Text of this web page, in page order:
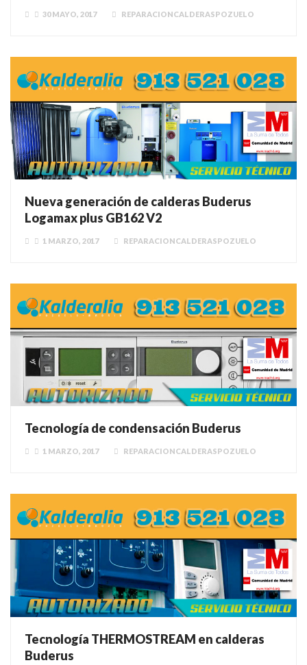
30 MAYO, 2017 REPARACIONCALDERASPOZUELO
Nueva generación de calderas Buderus
Logamax plus GB162 V2
1 MARZO, 2017 REPARACIONCALDERASPOZUELO
Tecnología de condensación Buderus
1 MARZO, 2017 REPARACIONCALDERASPOZUELO
Tecnología THERMOSTREAM en calderas
Buderus